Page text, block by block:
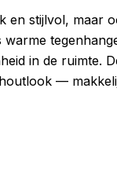
en stijlvol, maar
in de ruimte.
—